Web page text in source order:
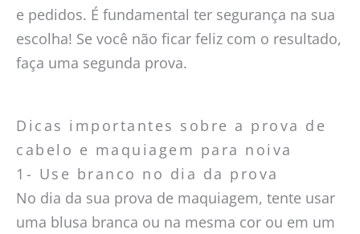
e pedidos. É fundamental ter segurança na sua
escolha! Se você não ficar feliz com o resultado,
faça uma segunda prova.
Dicas importantes sobre a prova de
cabelo e maquiagem para noiva
1- Use branco no dia da prova
No dia da sua prova de maquiagem, tente usar
uma blusa branca ou na mesma cor ou em um